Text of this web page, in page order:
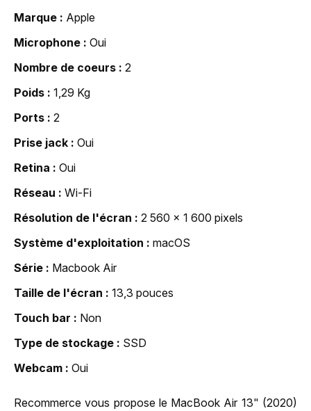
Marque
Apple
Microphone
Oui
Nombre de coeurs
2
Poids
1,29 Kg
Ports
2
Prise jack
Oui
Retina
Oui
Réseau
Wi-Fi
Résolution de l'écran
2 560 x 1 600 pixels
Système d'exploitation
macOS
Série
Macbook Air
Taille de l'écran
13,3 pouces
Touch bar
Non
Type de stockage
SSD
Webcam
Oui
Recommerce vous propose le MacBook Air 13" (2020)